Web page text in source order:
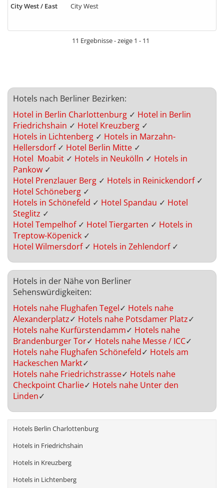
City West / East City West
11 Ergebnisse - zeige 1 - 11
Hotels nach Berliner Bezirken:
Hotel in Berlin Charlottenburg ✓ Hotel in Berlin
Friedrichshain ✓ Hotel Kreuzberg ✓
Hotels in Lichtenberg ✓ Hotels in Marzahn-
Hellersdorf ✓ Hotel Berlin Mitte ✓
Hotel Moabit ✓ Hotels in Neukölln ✓ Hotels in
Pankow ✓
Hotel Prenzlauer Berg ✓ Hotels in Reinickendorf ✓
Hotel Schöneberg ✓
Hotels in Schönefeld ✓ Hotel Spandau ✓ Hotel
Steglitz ✓
Hotel Tempelhof ✓ Hotel Tiergarten ✓ Hotels in
Treptow-Köpenick ✓
Hotel Wilmersdorf ✓ Hotels in Zehlendorf✓
Hotels in der Nähe von Berliner
Sehenswürdigkeiten:
Hotels nahe Flughafen Tegel✓ Hotels nahe
Alexanderplatz✓ Hotels nahe Potsdamer Platz✓
Hotels nahe Kurfürstendamm✓ Hotels nahe
Brandenburger Tor✓ Hotels nahe Messe / ICC✓
Hotels nahe Flughafen Schönefeld✓ Hotels am
Hackeschen Markt✓
Hotels nahe Friedrichstrasse✓ Hotels nahe
Checkpoint Charlie✓ Hotels nahe Unter den
Linden✓
Hotels Berlin Charlottenburg
Hotels in Friedrichshain
Hotels in Kreuzberg
Hotels in Lichtenberg